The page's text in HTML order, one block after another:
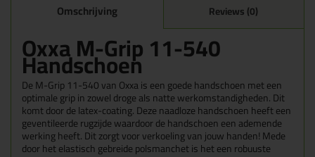
Omschrijving Reviews (0)
Oxxa M-Grip 11-540
Handschoen
De M-Grip 11-540 van Oxxa is een goede handschoen met een
optimale grip in zowel droge als natte werkomstandigheden. Dit
komt door de latex-coating. Deze naadloze handschoen heeft een
geventileerde rugzijde waardoor de handschoen een ademende
werking heeft. Dit zorgt voor verkoeling van jouw handen! Mede
door het elastisch gebreide polsmanchet is het een robuuste